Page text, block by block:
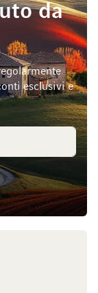
da
esclusivi e